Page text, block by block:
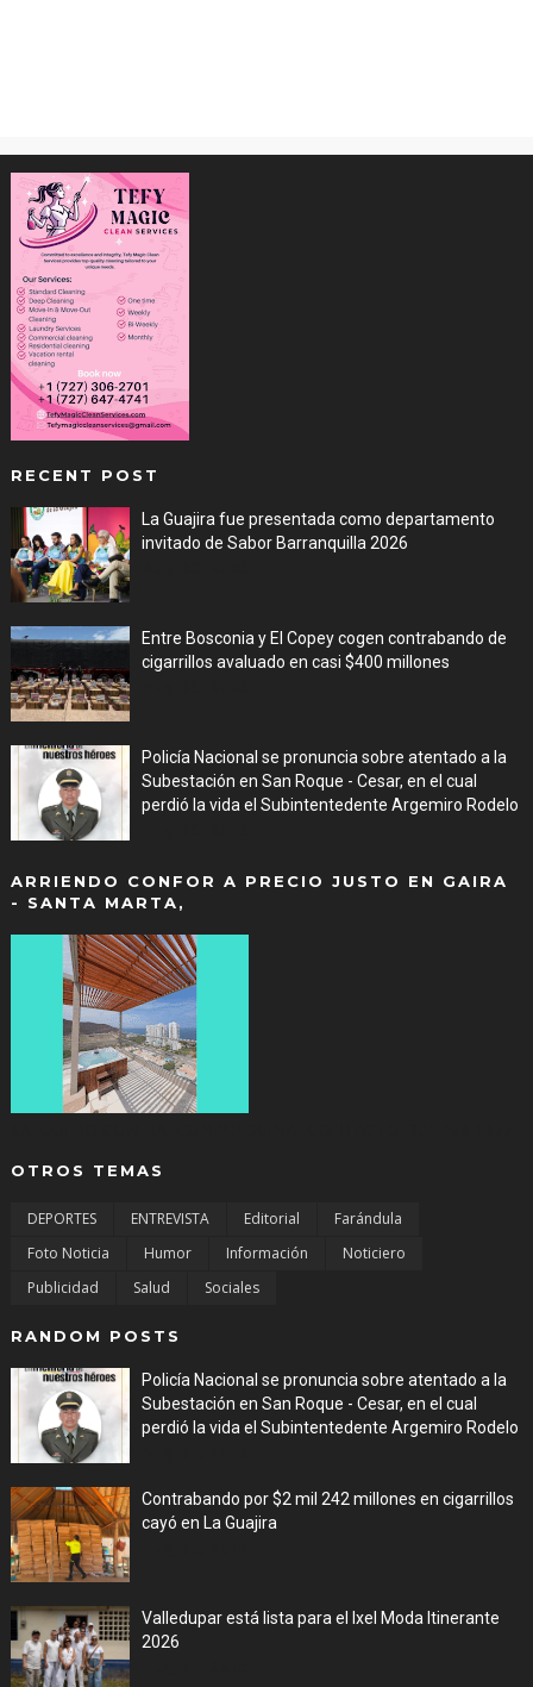
RECENT POST
La Guajira fue presentada como departamento
invitado de Sabor Barranquilla 2026
Entre Bosconia y El Copey cogen contrabando de
cigarrillos avaluado en casi $400 millones
Policía Nacional se pronuncia sobre atentado a la
Subestación en San Roque - Cesar, en el cual
perdió la vida el Subintentedente Argemiro Rodelo
ARRIENDO CONFOR A PRECIO JUSTO EN GAIRA
- SANTA MARTA,
OTROS TEMAS
DEPORTES ENTREVISTA Editorial
Farándula
Foto Noticia
Humor Información
Noticiero
Publicidad
Salud Sociales
RANDOM POSTS
Policía Nacional se pronuncia sobre atentado a la
Subestación en San Roque - Cesar, en el cual
perdió la vida el Subintentedente Argemiro Rodelo
Contrabando por $2 mil 242 millones en cigarrillos
cayó en La Guajira
Valledupar está lista para el Ixel Moda Itinerante
2026